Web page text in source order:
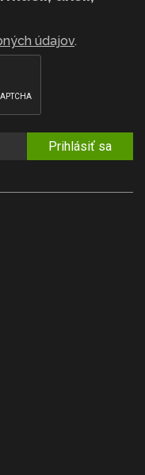
údajov.
Prihlásiť sa